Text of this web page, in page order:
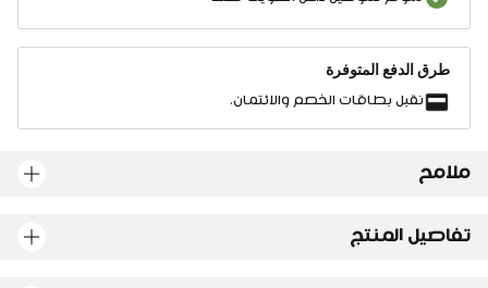
طرق الدفع المتوفرة
نقبل بطاقات الخصم والائتمان.
ملامح
تفاصيل المنتج